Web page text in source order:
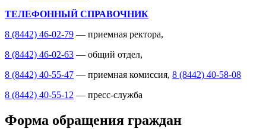
ТЕЛЕФОННЫЙ СПРАВОЧНИК
8 (8442) 46-02-79 — приемная ректора,
8 (8442) 46-02-63 — общий отдел,
8 (8442) 40-55-47 — приемная комиссия, 8 (8442) 40-58-08
8 (8442) 40-55-12 — пресс-служба
Форма обращения граждан